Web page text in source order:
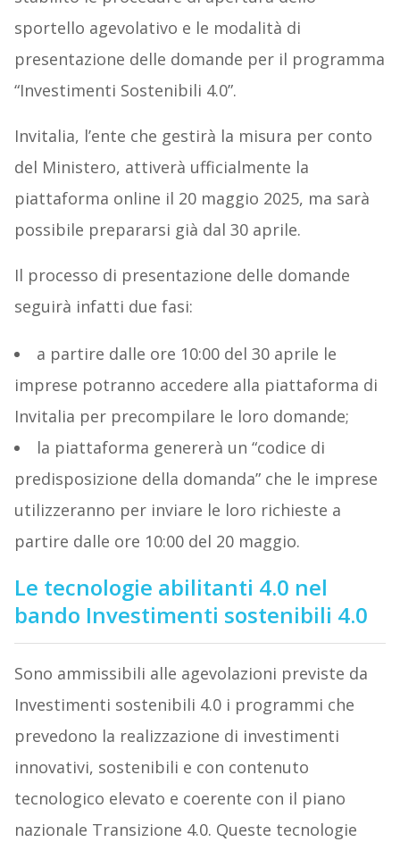
sportello agevolativo e le modalità di
presentazione delle domande per il programma
“Investimenti Sostenibili 4.0”.
Invitalia, l’ente che gestirà la misura per conto
del Ministero, attiverà ufficialmente la
piattaforma online il 20 maggio 2025, ma sarà
possibile prepararsi già dal 30 aprile.
Il processo di presentazione delle domande
seguirà infatti due fasi:
a partire dalle ore 10:00 del 30 aprile le
imprese potranno accedere alla piattaforma di
Invitalia per precompilare le loro domande;
la piattaforma genererà un “codice di
predisposizione della domanda” che le imprese
utilizzeranno per inviare le loro richieste a
partire dalle ore 10:00 del 20 maggio.
Le tecnologie abilitanti 4.0 nel
bando Investimenti sostenibili 4.0
Sono ammissibili alle agevolazioni previste da
Investimenti sostenibili 4.0 i programmi che
prevedono la realizzazione di investimenti
innovativi, sostenibili e con contenuto
tecnologico elevato e coerente con il piano
nazionale Transizione 4.0. Queste tecnologie